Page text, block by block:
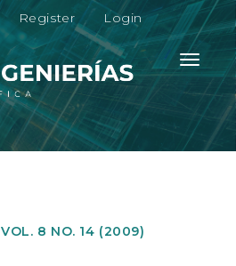
Register Login
Toggle
VOL. 8 NO. 14 (2009)